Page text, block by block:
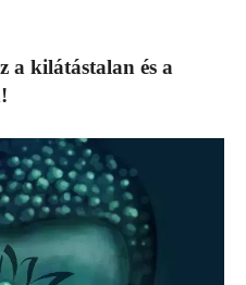
a kilátástalan és a